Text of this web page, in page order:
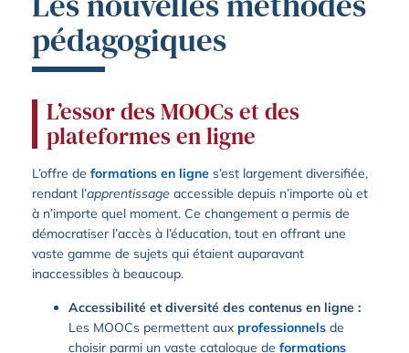
pédagogiques
L’essor des MOOCs et des
plateformes en ligne
L’offre de formations en ligne s’est largement diversifiée,
rendant l’apprentissage accessible depuis n’importe où et
à n’importe quel moment. Ce changement a permis de
démocratiser l’accès à l’éducation, tout en offrant une
vaste gamme de sujets qui étaient auparavant
inaccessibles à beaucoup.
Accessibilité et diversité des contenus en ligne :
Les MOOCs permettent aux professionnels de
choisir parmi un vaste catalogue de formations